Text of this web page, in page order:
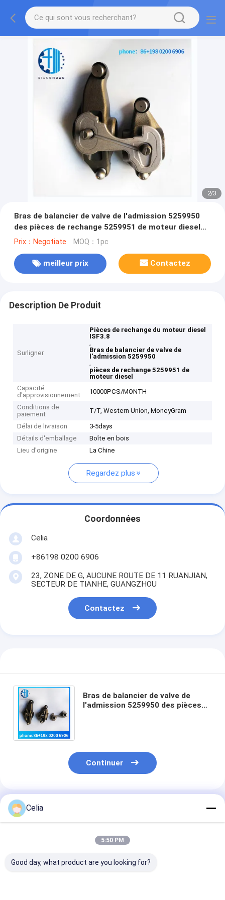
2/3
Bras de balancier de valve de l'admission 5259950
des pièces de rechange 5259951 de moteur diesel
du camion ISF3.8
Prix：Negotiate MOQ：1pc
meilleur prix Contactez
Description De Produit
Surligner
Pièces de rechange du moteur diesel
ISF3.8
,
Bras de balancier de valve de
l'admission 5259950
,
pièces de rechange 5259951 de
moteur diesel
Capacité
d'approvisionnement
10000PCS/MONTH
Conditions de
paiement
T/T, Western Union, MoneyGram
Délai de livraison
3-5days
Détails d'emballage
Boîte en bois
Lieu d'origine
La Chine
Regardez plus
Coordonnées
Celia
+86198 0200 6906
23, ZONE DE G, AUCUNE ROUTE DE 11 RUANJIAN,
SECTEUR DE TIANHE, GUANGZHOU
Contactez
Bras de balancier de valve de
l'admission 5259950 des pièces
Continuer
Produits Recommandés
Celia
5:50 PM
Good day, what product are you looking for?